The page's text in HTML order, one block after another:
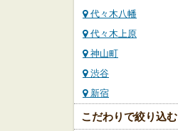
代々木八幡
代々木上原
神山町
渋谷
新宿
こだわりで絞り込む